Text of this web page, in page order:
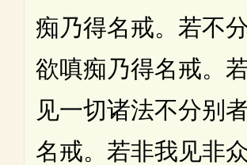
痴乃得名戒。若不
欲嗔痴乃得名戒。
见一切诸法不分别
名戒。若非我见非